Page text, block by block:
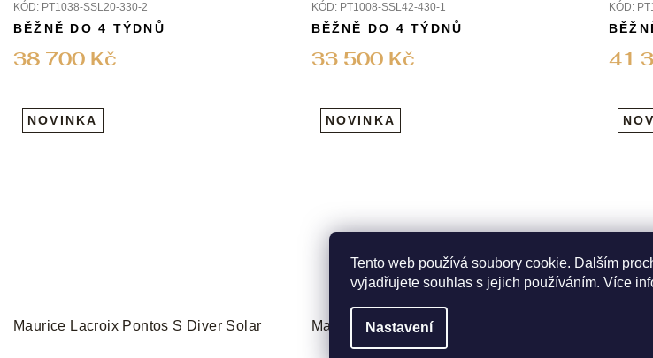
Tento web používá soubory cookie. Dalším
vyjadřujete souhlas s jejich používáním. Více
Nastavení
KÓD: PT1038-SSL20-330-2
38 700 Kč
BĚŽNĚ DO 4 TÝDNŮ
KÓD: PT1008-SSL42-430-1
33 500 Kč
BĚŽNĚ DO 4 TÝDNŮ
KÓD:
41
NOVINKA
Maurice Lacroix Pontos S Diver Solar
NOVINKA
Maurice Lacroix Pontos S Diver Solar